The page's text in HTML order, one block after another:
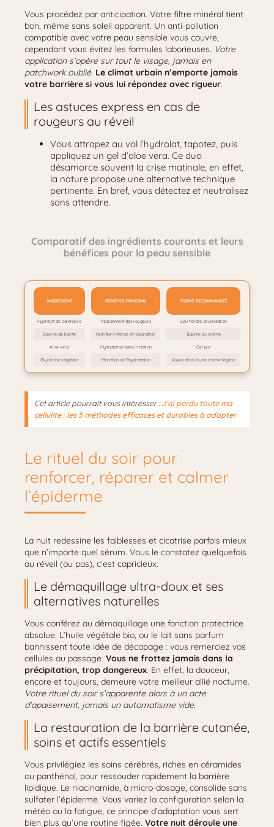
Vous procédez par anticipation. Votre filtre minéral tient
bon, même sans soleil apparent. Un anti-pollution
compatible avec votre peau sensible vous couvre,
cependant vous évitez les formules laborieuses. Votre
application s’opère sur tout le visage, jamais en
patchwork oublié. Le climat urbain n’emporte jamais
votre barrière si vous lui répondez avec rigueur.
Les astuces express en cas de
rougeurs au réveil
Vous attrapez au vol l’hydrolat, tapotez, puis
appliquez un gel d’aloe vera. Ce duo
désamorce souvent la crise matinale, en effet,
la nature propose une alternative technique
pertinente. En bref, vous détectez et neutralisez
sans attendre.
Comparatif des ingrédients courants et leurs
bénéfices pour la peau sensible
INGRÉDIENT BÉNÉFICE PRINCIPAL FORME RECOMMANDÉE
Hydrolat de calendula Apaisement des rougeurs Eau florale, brumisation
Beurre de karité Nutrition intense et réparation Baume ou crème
Aloe vera Hydratation sans irritation Gel pur
Glycérine végétale Maintien de l’hydratation Association à une crème légère
Cet article pourrait vous intéresser :J’ai perdu toute ma
cellulite : les 5 méthodes efficaces et durables à adopter
Le rituel du soir pour
renforcer, réparer et calmer
l’épiderme
La nuit redessine les faiblesses et cicatrise parfois mieux
que n’importe quel sérum. Vous le constatez quelquefois
au réveil (ou pas), c’est capricieux.
Le démaquillage ultra-doux et ses
alternatives naturelles
Vous conférez au démaquillage une fonction protectrice
absolue. L’huile végétale bio, ou le lait sans parfum
bannissent toute idée de décapage : vous remerciez vos
cellules au passage. Vous ne frottez jamais dans la
précipitation, trop dangereux. En effet, la douceur,
encore et toujours, demeure votre meilleur allié nocturne.
Votre rituel du soir s’apparente alors à un acte
d’apaisement, jamais un automatisme vide.
La restauration de la barrière cutanée,
soins et actifs essentiels
Vous privilégiez les soins cérébrés, riches en céramides
ou panthénol, pour ressouder rapidement la barrière
lipidique. Le niacinamide, à micro-dosage, consolide sans
sulfater l’épiderme. Vous variez la configuration selon la
météo ou la fatigue, ce principe d’adaptation vous sert
bien plus qu’une routine figée. Votre nuit déroule une